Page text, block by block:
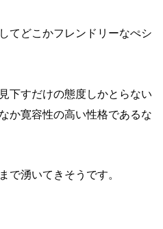
てどこかフレンドリーなぺシ
下すだけの態度しかとらない
か寛容性の高い性格であるな
で湧いてきそうです。